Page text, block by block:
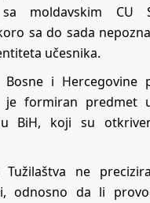
moldavskim CU
sa do sada
učesnika.
Bosne i Hercegovine
je formiran predmet
BiH, koji su
Tužilaštva ne
odnosno da li